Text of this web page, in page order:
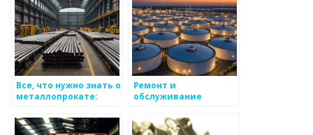
Все, что нужно знать о
металлопрокате:
выбор
Ремонт и
обслуживание